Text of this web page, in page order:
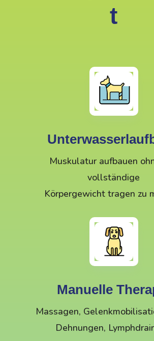
t
Muskulatur aufbauen
vollständige
Körpergewicht tragen zu
Manuelle
Massagen,
Dehnungen,